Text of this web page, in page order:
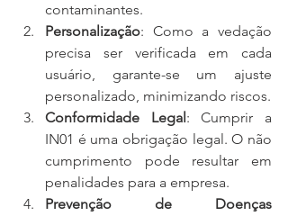
contaminantes.
Personalização: Como a vedação
precisa ser verificada em cada
usuário, garante-se um ajuste
personalizado, minimizando riscos.
Conformidade Legal: Cumprir a
IN01 é uma obrigação legal. O não
cumprimento pode resultar em
penalidades para a empresa.
Prevenção de Doenças